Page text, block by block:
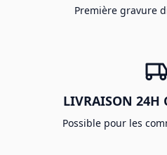
Première gravure
LIVRAISON 24H
Possible pour les